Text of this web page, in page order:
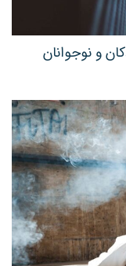
و نوجوانان